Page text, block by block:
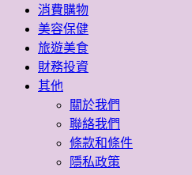
消費購物
美容保健
旅遊美食
財務投資
其他
關於我們
聯絡我們
條款和條件
隱私政策